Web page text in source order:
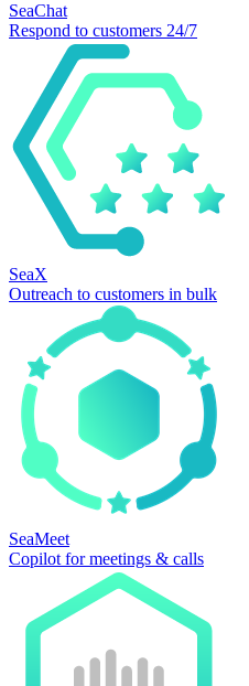
SeaChat
Respond to customers 24/7
SeaX
Outreach to customers in bulk
SeaMeet
Copilot for meetings & calls